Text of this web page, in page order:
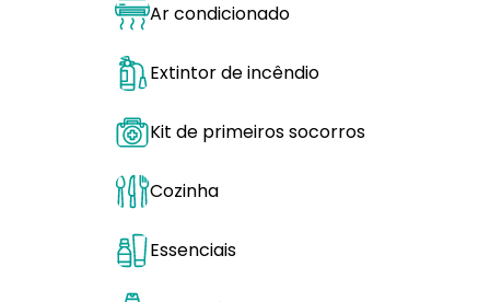
Ar condicionado
Extintor de incêndio
Kit de primeiros socorros
Cozinha
Essenciais